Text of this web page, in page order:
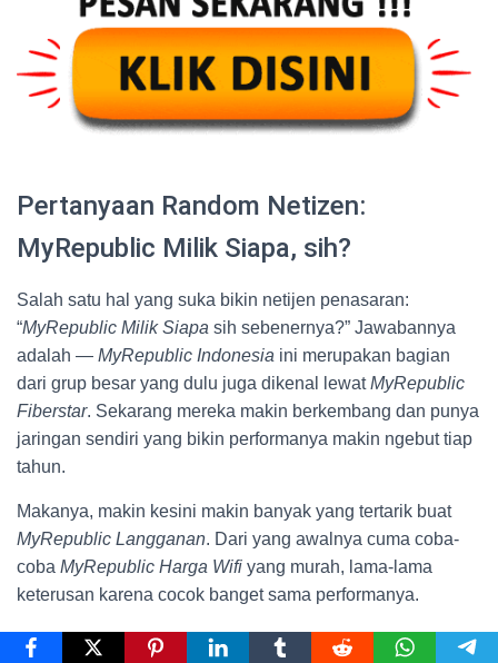
Pertanyaan Random Netizen:
MyRepublic Milik Siapa, sih?
Salah satu hal yang suka bikin netijen penasaran:
“MyRepublic Milik Siapa sih sebenernya?” Jawabannya
adalah — MyRepublic Indonesia ini merupakan bagian
dari grup besar yang dulu juga dikenal lewatMyRepublic
Fiberstar. Sekarang mereka makin berkembang dan punya
jaringan sendiri yang bikin performanya makin ngebut tiap
tahun.
Makanya, makin kesini makin banyak yang tertarik buat
MyRepublic Langganan. Dari yang awalnya cuma coba-
coba MyRepublic Harga Wifi yang murah, lama-lama
keterusan karena cocok banget sama performanya.